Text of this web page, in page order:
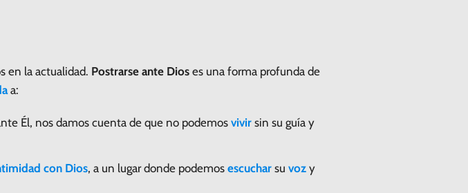
en la actualidad. Postrarse ante Dios es una forma profunda de
a:
Él, nos damos cuenta de que no podemosvivir sin su guía y
con Dios, a un lugar donde podemos escuchar su voz y